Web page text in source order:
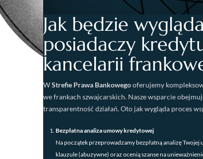
Jak będzie
posiadaczy
kancelarii
WStrefie Prawa Bankowegooferujemy
we frankach szwajcarskich. Nasze wsparcie
transparentność działań. Oto jak wygląda proces
Bezpłatna analiza umowy kredytowej
Na początek przeprowadzamy bezpłatną analizę
klauzule (abuzywne) oraz ocenią szanse na